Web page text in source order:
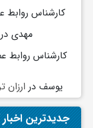
کارشناس روابط
مهدی
کارشناس روابط
یوسف در
جدیدترین